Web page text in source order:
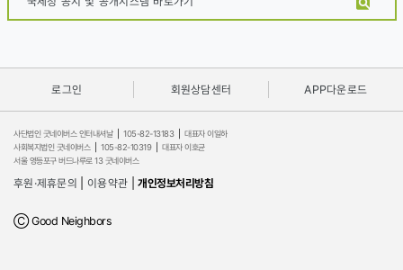
로그인 회원상담센터 APP다운로드
사단법인 굿네이버스 인터내셔날 105-82-13183
대표자 이일하
사회복지법인 굿네이버스
105-82-10319
대표자 이호균
서울 영등포구 버드나루로 13 굿네이버스
후원·제휴문의 이용약관 개인정보처리방침
Ⓒ Good Neighbors